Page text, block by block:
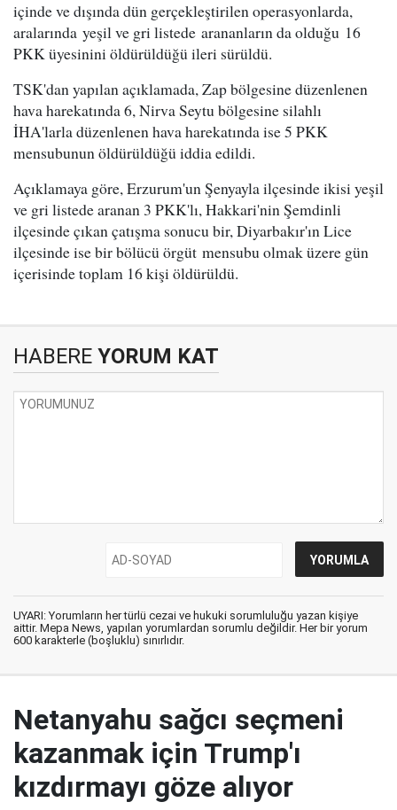
içinde ve dışında dün gerçekleştirilen operasyonlarda,
aralarında yeşil ve gri listede arananların da olduğu 16
PKK üyesinini öldürüldüğü ileri sürüldü.
TSK'dan yapılan açıklamada, Zap bölgesine düzenlenen
hava harekatında 6, Nirva Seytu bölgesine silahlı
İHA'larla düzenlenen hava harekatında ise 5 PKK
mensubunun öldürüldüğü iddia edildi.
Açıklamaya göre, Erzurum'un Şenyayla ilçesinde ikisi yeşil
ve gri listede aranan 3 PKK'lı, Hakkari'nin Şemdinli
ilçesinde çıkan çatışma sonucu bir, Diyarbakır'ın Lice
ilçesinde ise bir bölücü örgüt mensubu olmak üzere gün
içerisinde toplam 16 kişi öldürüldü.
HABERE YORUM KAT
UYARI: Yorumların her türlü cezai ve hukuki sorumluluğu yazan kişiye
aittir. Mepa News, yapılan yorumlardan sorumlu değildir. Her bir yorum
600 karakterle (boşluklu) sınırlıdır.
Netanyahu sağcı seçmeni
kazanmak için Trump'ı
kızdırmayı göze alıyor